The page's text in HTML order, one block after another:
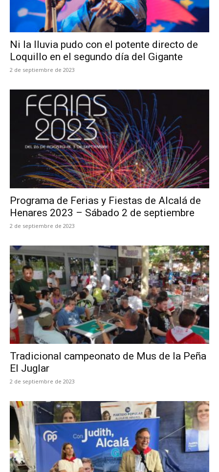
Ni la lluvia pudo con el potente directo de
Loquillo en el segundo día del Gigante
2 de septiembre de 2023
Programa de Ferias y Fiestas de Alcalá de
Henares 2023 – Sábado 2 de septiembre
2 de septiembre de 2023
Tradicional campeonato de Mus de la Peña
El Juglar
2 de septiembre de 2023